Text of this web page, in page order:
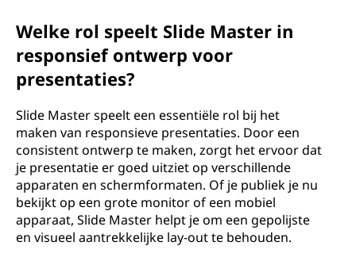
Welke rol speelt Slide Master in
responsief ontwerp voor
presentaties?
Slide Master speelt een essentiële rol bij het
maken van responsieve presentaties. Door een
consistent ontwerp te maken, zorgt het ervoor dat
je presentatie er goed uitziet op verschillende
apparaten en schermformaten. Of je publiek je nu
bekijkt op een grote monitor of een mobiel
apparaat, Slide Master helpt je om een gepolijste
en visueel aantrekkelijke lay-out te behouden.